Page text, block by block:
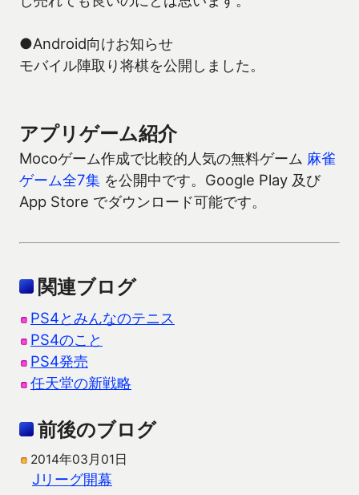
●Android向けお知らせ
モバイル陣取り将棋を公開しました。
アプリゲーム紹介
Mocoゲーム作成で比較的人気の無料ゲーム 麻雀
ゲーム全7集 を公開中です。Google Play 及び
App Store でダウンロード可能です。
関連ブログ
PS4とみんなのテニス
PS4のこと
PS4発売
任天堂の新戦略
前後のブログ
2014年03月01日
Jリーグ開幕